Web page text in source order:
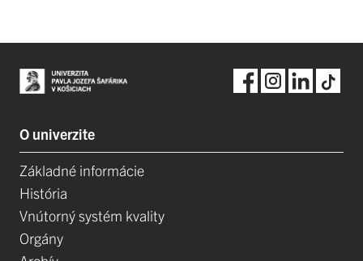
O univerzite
Základné informácie
História
Vnútorný systém kvality
Orgány